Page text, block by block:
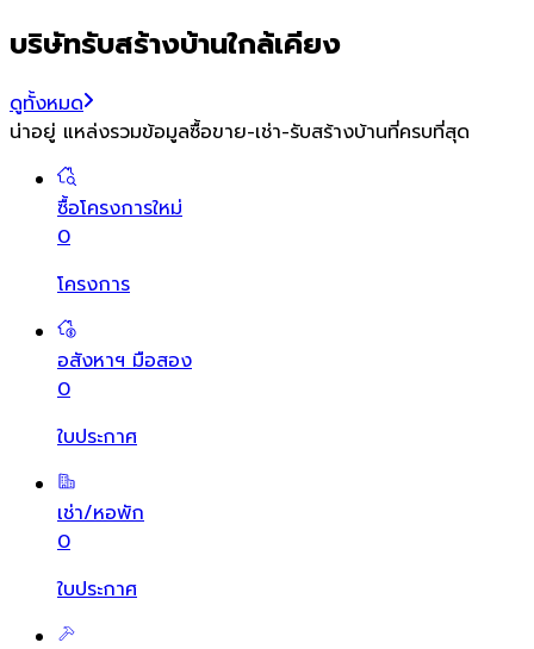
บริษัทรับสร้างบ้านใกล้เคียง
ดูทั้งหมด
น่าอยู่ แหล่งรวมข้อมูลซื้อขาย-เช่า-รับสร้างบ้านที่ครบที่สุด
ซื้อโครงการใหม่
0
โครงการ
อสังหาฯ มือสอง
0
ใบประกาศ
เช่า/หอพัก
0
ใบประกาศ